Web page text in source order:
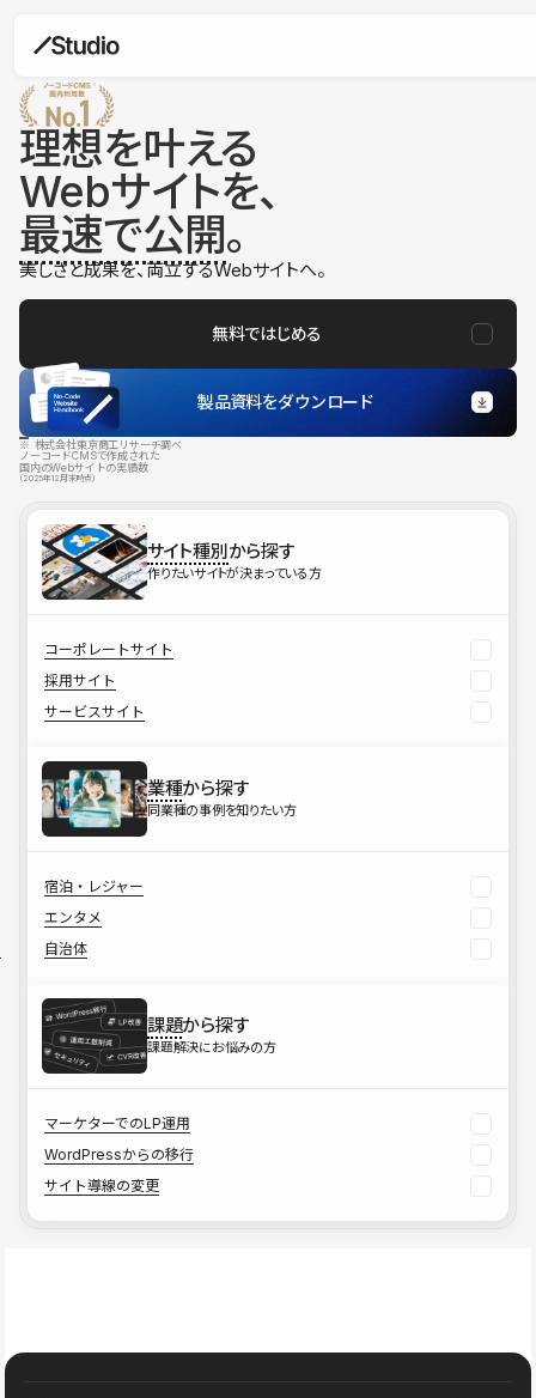
理想を叶える
Webサイトを、
最速で公開。
美しさと成果を、両立するWebサイトへ。
無料ではじめる
製品資料をダウンロード
※ 株式会社東京商工リサーチ調べ
ノーコードCMSで作成された
国内のWebサイトの実績数
（2025年12月末時点）
サイト種別から探す
作りたいサイトが決まっている方
コーポレートサイト
採用サイト
サービスサイト
業種から探す
同業種の事例を知りたい方
宿泊・レジャー
エンタメ
自治体
課題から探す
課題解決にお悩みの方
マーケターでのLP運用
WordPressからの移行
サイト導線の変更